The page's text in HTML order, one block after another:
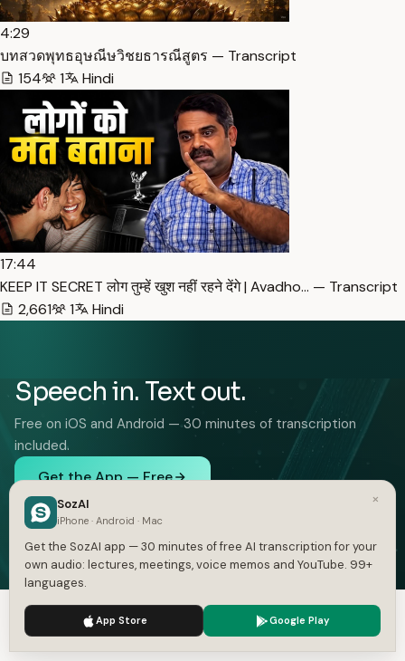
4:29
บทสวดพุทธอุษณีษวิชยธารณีสูตร — Transcript
154
1 Hindi
17:44
KEEP IT SECRET लोग तुम्हें खुश नहीं रहने देंगे | Avadho… — Transcript
2,661
1 Hindi
Speech in. Text out.
Free on iOS and Android — 30 minutes of transcription
included.
Get the App — Free
iOS and Android. 30 minutes free, no card.
FEATURES
We use cookies to enhance your experience.
×
SozAI
iPhone · Android · Mac
Get the SozAI app — 30 minutes of free AI transcription for your
own audio: lectures, meetings, voice memos and YouTube. 99+
languages.
App Store Google Play